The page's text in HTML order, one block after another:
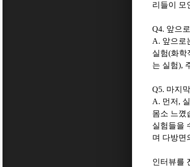
리들이 모
Q4. 앞으
A. 앞으로
실험(화학
는 실험),
Q5. 마지
A. 먼저 ,
몸소 느꼈
실험들을
며 다방면
인터뷰를